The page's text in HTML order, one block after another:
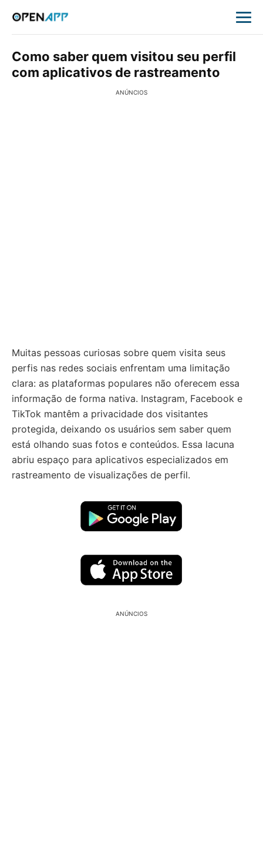
Como saber quem visitou seu perfil
com aplicativos de rastreamento
ANÚNCIOS
Muitas pessoas curiosas sobre quem visita seus
perfis nas redes sociais enfrentam uma limitação
clara: as plataformas populares não oferecem essa
informação de forma nativa. Instagram, Facebook e
TikTok mantêm a privacidade dos visitantes
protegida, deixando os usuários sem saber quem
está olhando suas fotos e conteúdos. Essa lacuna
abriu espaço para aplicativos especializados em
rastreamento de visualizações de perfil.
ANÚNCIOS